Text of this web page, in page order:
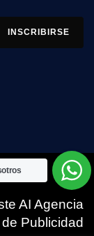
AI Agencia
de Publicidad